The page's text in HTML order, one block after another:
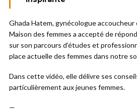
Ghada Hatem, gynécologue
Maison des femmes a accepté de
sur son parcours d’études et
place actuelle des femmes dans notre
Dans cette vidéo, elle délivre ses
particulièrement aux jeunes femmes.
—